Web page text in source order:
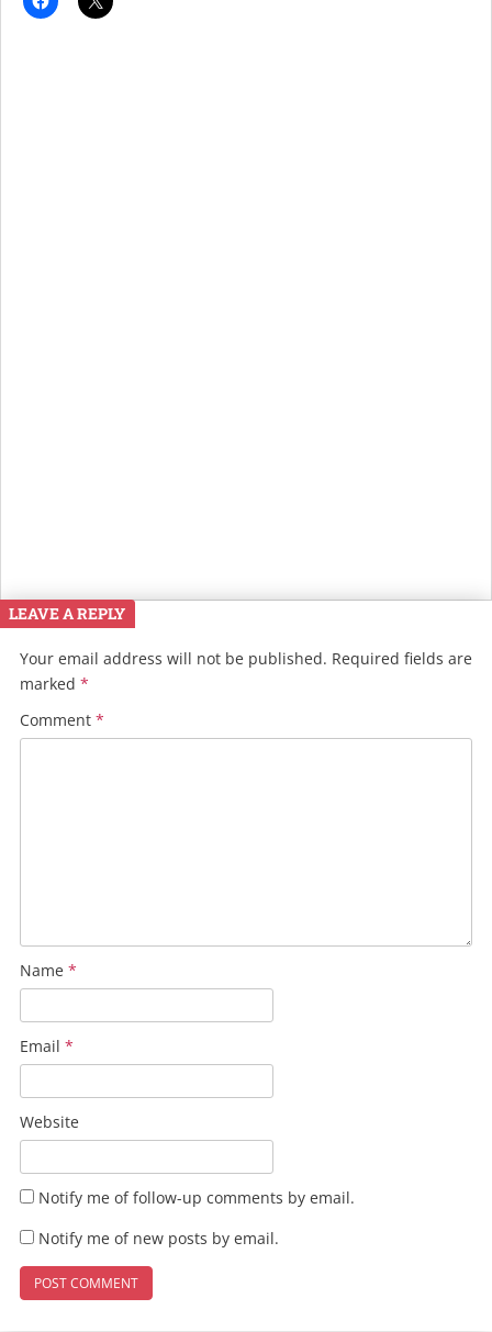
LEAVE A REPLY
Your email address will not be published. Required fields are
marked *
Comment *
Name *
Email *
Website
Notify me of follow-up comments by email.
Notify me of new posts by email.